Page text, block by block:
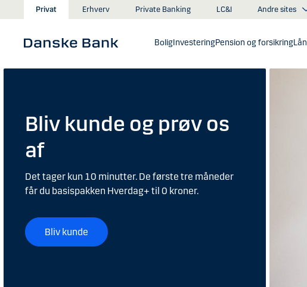
Gå til hovedindhold
Privat Erhverv Private Banking LC&I Andre sites
BoligInvesteringPension og forsikringLån
Bliv kunde og prøv os
af
Det tager kun 10 minutter. De første tre måneder
får du basispakken Hverdag+ til 0 kroner.
Bliv kunde